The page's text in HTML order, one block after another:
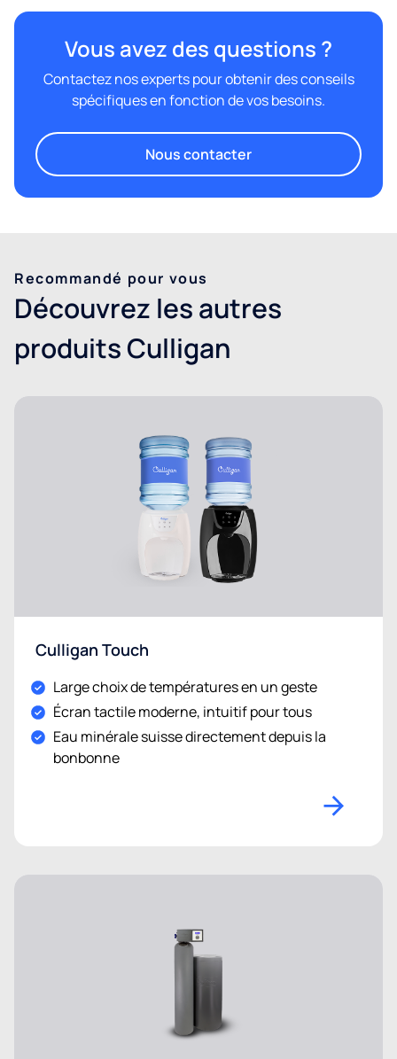
Vous avez des questions ?
Contactez nos experts pour obtenir des conseils
spécifiques en fonction de vos besoins.
Nous contacter
Recommandé pour vous
Découvrez les autres
produits Culligan
Culligan Touch
Large choix de températures en un geste
Écran tactile moderne, intuitif pour tous
Eau minérale suisse directement depuis la
bonbonne